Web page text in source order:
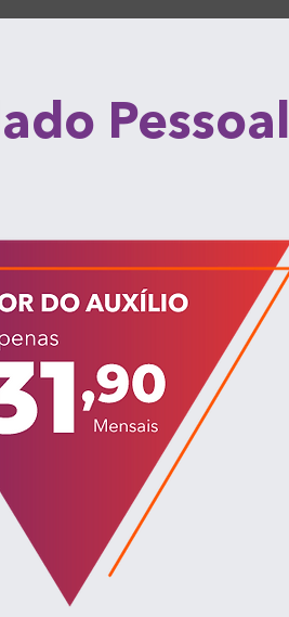
Pessoal